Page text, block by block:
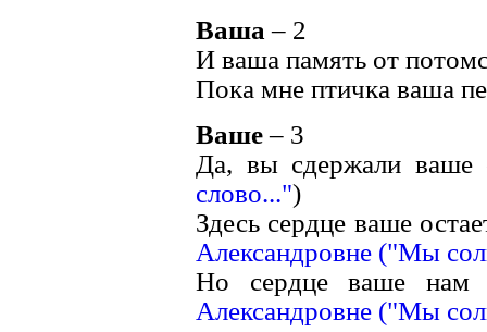
Ваша – 2
И ваша память от
Пока мне птичка ваша
Ваше– 3
Да, вы сдержали ваше
слово...")
Здесь сердце ваше
Александровне ("Мы
Но сердце ваше нам
Александровне ("Мы